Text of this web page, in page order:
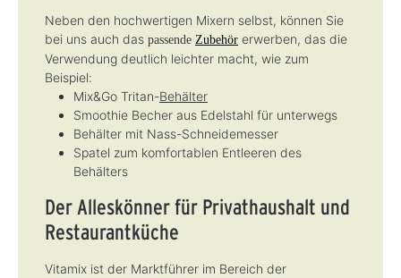
Neben den hochwertigen Mixern selbst, können Sie
bei uns auch das passende Zubehör erwerben, das die
Verwendung deutlich leichter macht, wie zum
Beispiel:
Mix&Go Tritan-Behälter
Smoothie Becher aus Edelstahl für unterwegs
Behälter mit Nass-Schneidemesser
Spatel zum komfortablen Entleeren des
Behälters
Der Alleskönner für Privathaushalt und
Restaurantküche
Vitamix ist der Marktführer im Bereich der